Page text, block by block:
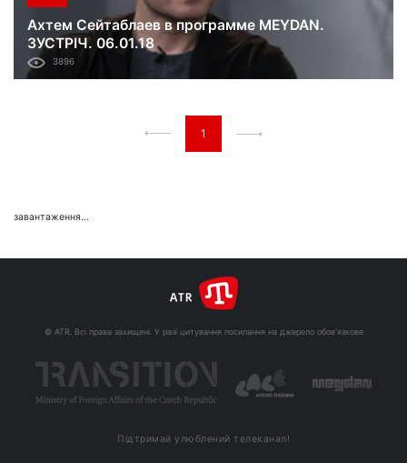
Ахтем Сейтаблаев в программе MEYDAN.
ЗУСТРІЧ. 06.01.18
3896
1
завантаження...
© ATR. Всі права захищені. У разі цитування посилання на джерело обов'язкове
Підтримай улюблений телеканал!